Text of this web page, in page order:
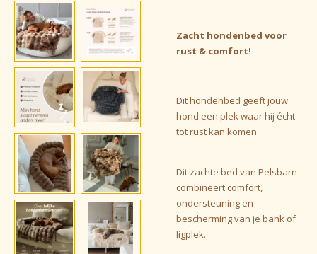
Zacht hondenbed voor
rust & comfort!
Dit hondenbed geeft jouw
hond een plek waar hij écht
tot rust kan komen.
Dit zachte bed van Pelsbarn
combineert comfort,
ondersteuning en
bescherming van je bank of
ligplek.